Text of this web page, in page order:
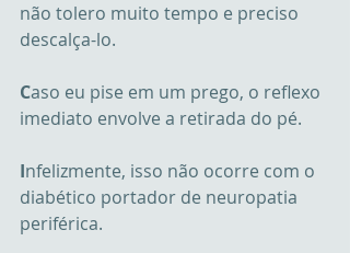
não tolero muito tempo e preciso
descalça-lo.
Caso eu pise em um prego, o reflexo
imediato envolve a retirada do pé.
Infelizmente, isso não ocorre com o
diabético portador de neuropatia
periférica.